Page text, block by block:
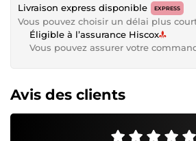
Livraison express disponible EXPRESS
Vous pouvez choisir un délai plus
Éligible à l’assurance Hiscox
Vous pouvez assurer votre
Avis des clients